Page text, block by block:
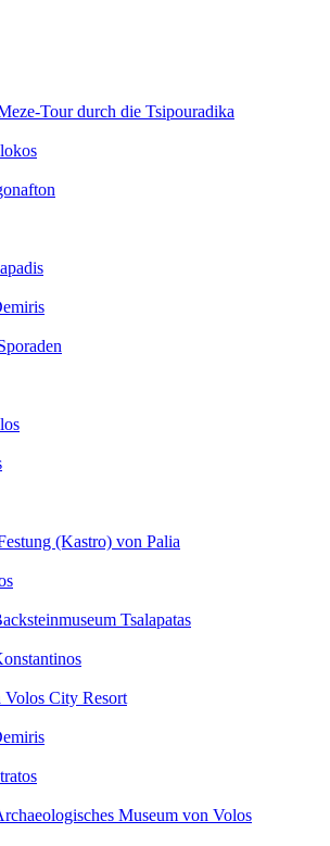
Tour durch die Tsipouradika
(Kastro) von Palia
Tsalapatas
City Resort
Museum von Volos